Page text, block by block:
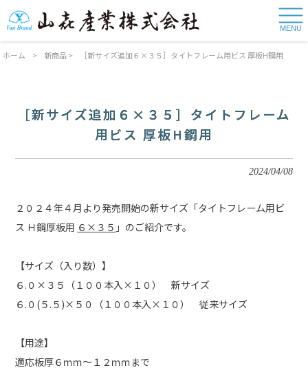
MENU
ホーム > 新商品> ［新サイズ追加６×３５］タイトフレーム用ビス 厚板H鋼用
［新サイズ追加６×３５］タイトフレーム
用ビス 厚板H鋼用
2024/04/08
２０２４年４月より発売開始の新サイズ「タイトフレーム用ビ
ス Ｈ鋼厚板用 ６×３５ 」のご紹介です。
【サイズ（入り数）】
６.０×３５（１００本入×１０） 新サイズ
６.０(５.５)×５０（１００本入×１０） 従来サイズ
【用途】
適応板厚６ｍｍ～１２ｍｍまで